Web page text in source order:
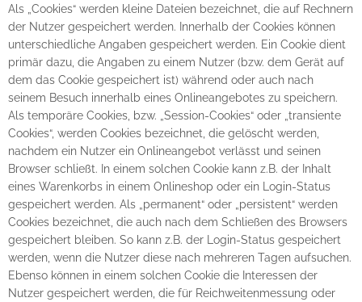
Als „Cookies“ werden kleine Dateien bezeichnet, die auf Rechnern
der Nutzer gespeichert werden. Innerhalb der Cookies können
unterschiedliche Angaben gespeichert werden. Ein Cookie dient
primär dazu, die Angaben zu einem Nutzer (bzw. dem Gerät auf
dem das Cookie gespeichert ist) während oder auch nach
seinem Besuch innerhalb eines Onlineangebotes zu speichern.
Als temporäre Cookies, bzw. „Session-Cookies“ oder „transiente
Cookies“, werden Cookies bezeichnet, die gelöscht werden,
nachdem ein Nutzer ein Onlineangebot verlässt und seinen
Browser schließt. In einem solchen Cookie kann z.B. der Inhalt
eines Warenkorbs in einem Onlineshop oder ein Login-Status
gespeichert werden. Als „permanent“ oder „persistent“ werden
Cookies bezeichnet, die auch nach dem Schließen des Browsers
gespeichert bleiben. So kann z.B. der Login-Status gespeichert
werden, wenn die Nutzer diese nach mehreren Tagen aufsuchen.
Ebenso können in einem solchen Cookie die Interessen der
Nutzer gespeichert werden, die für Reichweitenmessung oder